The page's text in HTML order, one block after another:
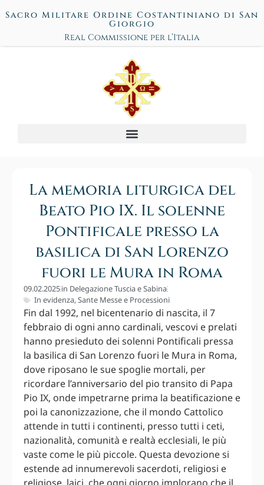
Sacro Militare Ordine Costantiniano di San
Giorgio
Real Commissione per l’Italia
La memoria liturgica del
Beato Pio IX. Il solenne
Pontificale presso la
basilica di San Lorenzo
fuori le Mura in Roma
09.02.2025in Delegazione Tuscia e Sabina
In evidenza,Sante Messe e Processioni
Fin dal 1992, nel bicentenario di nascita, il 7
febbraio di ogni anno cardinali, vescovi e prelati
hanno presieduto dei solenni Pontificali pressa
la basilica di San Lorenzo fuori le Mura in Roma,
dove riposano le sue spoglie mortali, per
ricordare l’anniversario del pio transito di Papa
Pio IX, onde impetrarne prima la beatificazione e
poi la canonizzazione, che il mondo Cattolico
attende in tutti i continenti, presso tutti i ceti,
nazionalità, comunità e realtà ecclesiali, le più
vaste come le più piccole. Questa devozione si
estende ad innumerevoli sacerdoti, religiosi e